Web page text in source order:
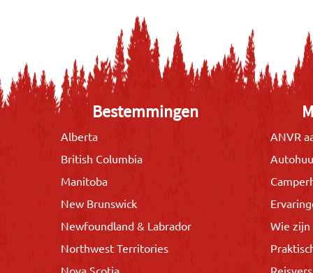
Bestemmingen
Alberta
British Columbia
Manitoba
New Brunswick
Newfoundland & Labrador
Northwest Territories
Nova Scotia
ANVR
Wie zijn